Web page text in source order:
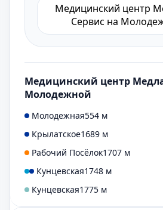
Медицинский центр
Сервис на
Медицинский центр
Молодежной
Молодежная554 м
Крылатское1689 м
Рабочий Посёлок1707 м
Кунцевская1748 м
Кунцевская1775 м